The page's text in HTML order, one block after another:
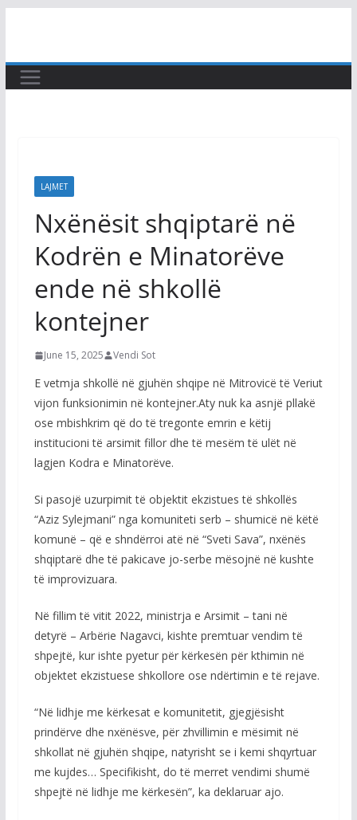
content
LAJMET
Nxënësit shqiptarë në
Kodrën e Minatorëve
ende në shkollë
kontejner
June 15, 2025 Vendi Sot
E vetmja shkollë në gjuhën shqipe në Mitrovicë të Veriut
vijon funksionimin në kontejner.Aty nuk ka asnjë pllakë
ose mbishkrim që do të tregonte emrin e këtij
institucioni të arsimit fillor dhe të mesëm të ulët në
lagjen Kodra e Minatorëve.
Si pasojë uzurpimit të objektit ekzistues të shkollës
“Aziz Sylejmani” nga komuniteti serb – shumicë në këtë
komunë – që e shndërroi atë në “Sveti Sava”, nxënës
shqiptarë dhe të pakicave jo-serbe mësojnë në kushte
të improvizuara.
Në fillim të vitit 2022, ministrja e Arsimit – tani në
detyrë – Arbërie Nagavci, kishte premtuar vendim të
shpejtë, kur ishte pyetur për kërkesën për kthimin në
objektet ekzistuese shkollore ose ndërtimin e të rejave.
“Në lidhje me kërkesat e komunitetit, gjegjësisht
prindërve dhe nxënësve, për zhvillimin e mësimit në
shkollat në gjuhën shqipe, natyrisht se i kemi shqyrtuar
me kujdes… Specifikisht, do të merret vendimi shumë
shpejtë në lidhje me kërkesën”, ka deklaruar ajo.